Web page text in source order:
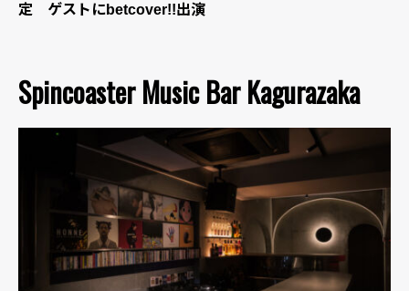
定 ゲストにbetcover!!出演
Spincoaster Music Bar Kagurazaka